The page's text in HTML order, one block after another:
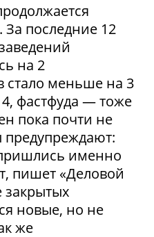
последние 12
на 2
стало меньше на 3
фастфуда — тоже
пока почти не
предупреждают:
именно
пишет «Деловой
закрытых
новые, но не
же